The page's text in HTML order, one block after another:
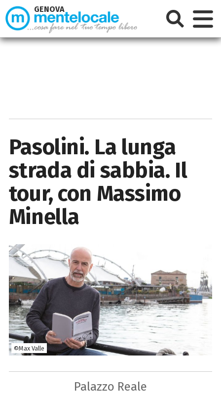
Pasolini. La lunga
strada di sabbia. Il
tour, con Massimo
Minella
©Max Valle
Palazzo Reale
GENOVA